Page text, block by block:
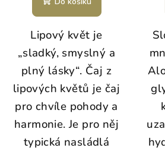
Lipový květ je
„sladký, smyslný a
plný lásky“. Čaj z
lipových květů je čaj
pro chvíle pohody a
harmonie. Je pro něj
typická nasládlá